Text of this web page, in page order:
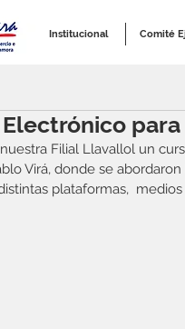
Institucional Comité
Filial Llavallol un
Virá, donde se
plataformas,